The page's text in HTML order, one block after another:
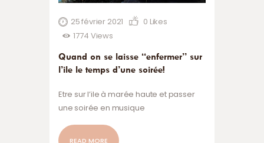
25 février 2021 0 Likes
1774 Views
Quand on se laisse “enfermer” sur
l’ile le temps d’une soirée!
Etre sur l’ile à marée haute et passer
une soirée en musique
READ MORE